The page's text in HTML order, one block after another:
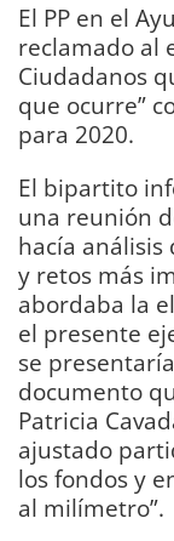
El PP en el
reclamado al
Ciudadanos
que ocurre”
para 2020.
El bipartito
una reunión
hacía análisis
y retos más
abordaba la
el presente
se
documento
Patricia
ajustado
los fondos y
al milímetro”.